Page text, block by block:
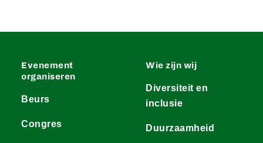
Evenement
organiseren
Beurs
Congres
Wie zijn wij
Diversiteit en
inclusie
Duurzaamheid